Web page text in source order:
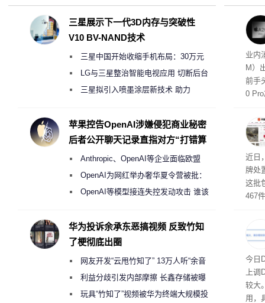
元
业内
M）
前手
0
装
代旗
近日
牌处
这批
467
将
今日
上
较大
用，
三星展示下一代3D内存与突破性
V10 BV-NAND技术
三星中国开始收缩手机布局：30万元
月销售额不达标门店 将被逐步清退
LG与三星整治智能电视应用 切断后台
偷偷共享带宽的违规行为
三星拟引入喷墨涂层新技术 助力
度
苹果控告OpenAI涉嫌侵犯商业秘密
后者公开聊天记录直指对方“打错算
Anthropic、OpenAI等企业面临欧盟
《人工智能法案》全新执法权限审查
OpenAI为网红举办奢华夏令营被批：
2000美元一晚 遭讽“反乌托邦”
OpenAI等模型接连失控发动攻击 谁该
华为投诉余承东恶搞视频 反致竹知
了梗彻底出圈
网友开发“云甩竹知了” 13万人听“余音
绕梁”利益分歧引发内部摩擦 长鑫存储被曝
曾将华为驻场工程师驱逐出研发基地
玩具“竹知了”视频被华为终端大规模投